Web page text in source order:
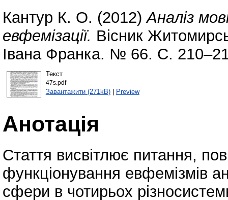
Кантур К. О. (2012)Аналіз
евфемізації. Вісник
Івана Франка. № 66. С.
Текст
47s.pdf
Завантажити (271kB)| Preview
Анотація
Стаття висвітлює питання,
функціонування евфемізмів
сфери в чотирьох